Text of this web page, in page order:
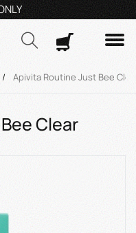
59995 Δευ- Πα
/ Apivita Routine Just Bee
Clear